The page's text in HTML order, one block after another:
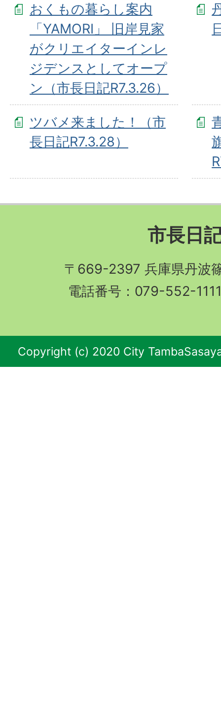
おくもの暮らし案内
「YAMORI」 旧岸見家
がクリエイターインレ
ジデンスとしてオープ
ン（市長日記R7.3.26）
ツバメ来ました！（市
長日記R7.3.28）
市長日
〒669-2397 兵庫県丹波
電話番号：079-552-
Copyright (c) 2020 City